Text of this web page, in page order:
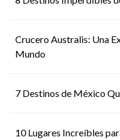
Crucero Australis: Una
Mundo
7 Destinos de México
10 Lugares Increíbles